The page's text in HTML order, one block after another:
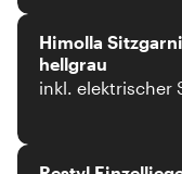
Himolla
hellgrau
inkl. elektrischer